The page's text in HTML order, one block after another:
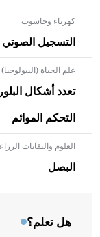
كهرباء وحاسوب
التسجيل الصوتي
علم الحياة (البيولوجيا)
تعدد أشكال
التحكم الموائم
العلوم والتقانات
البصل
هل تعلم؟
- هل تعلم أن
بالعمارة
المعمار على